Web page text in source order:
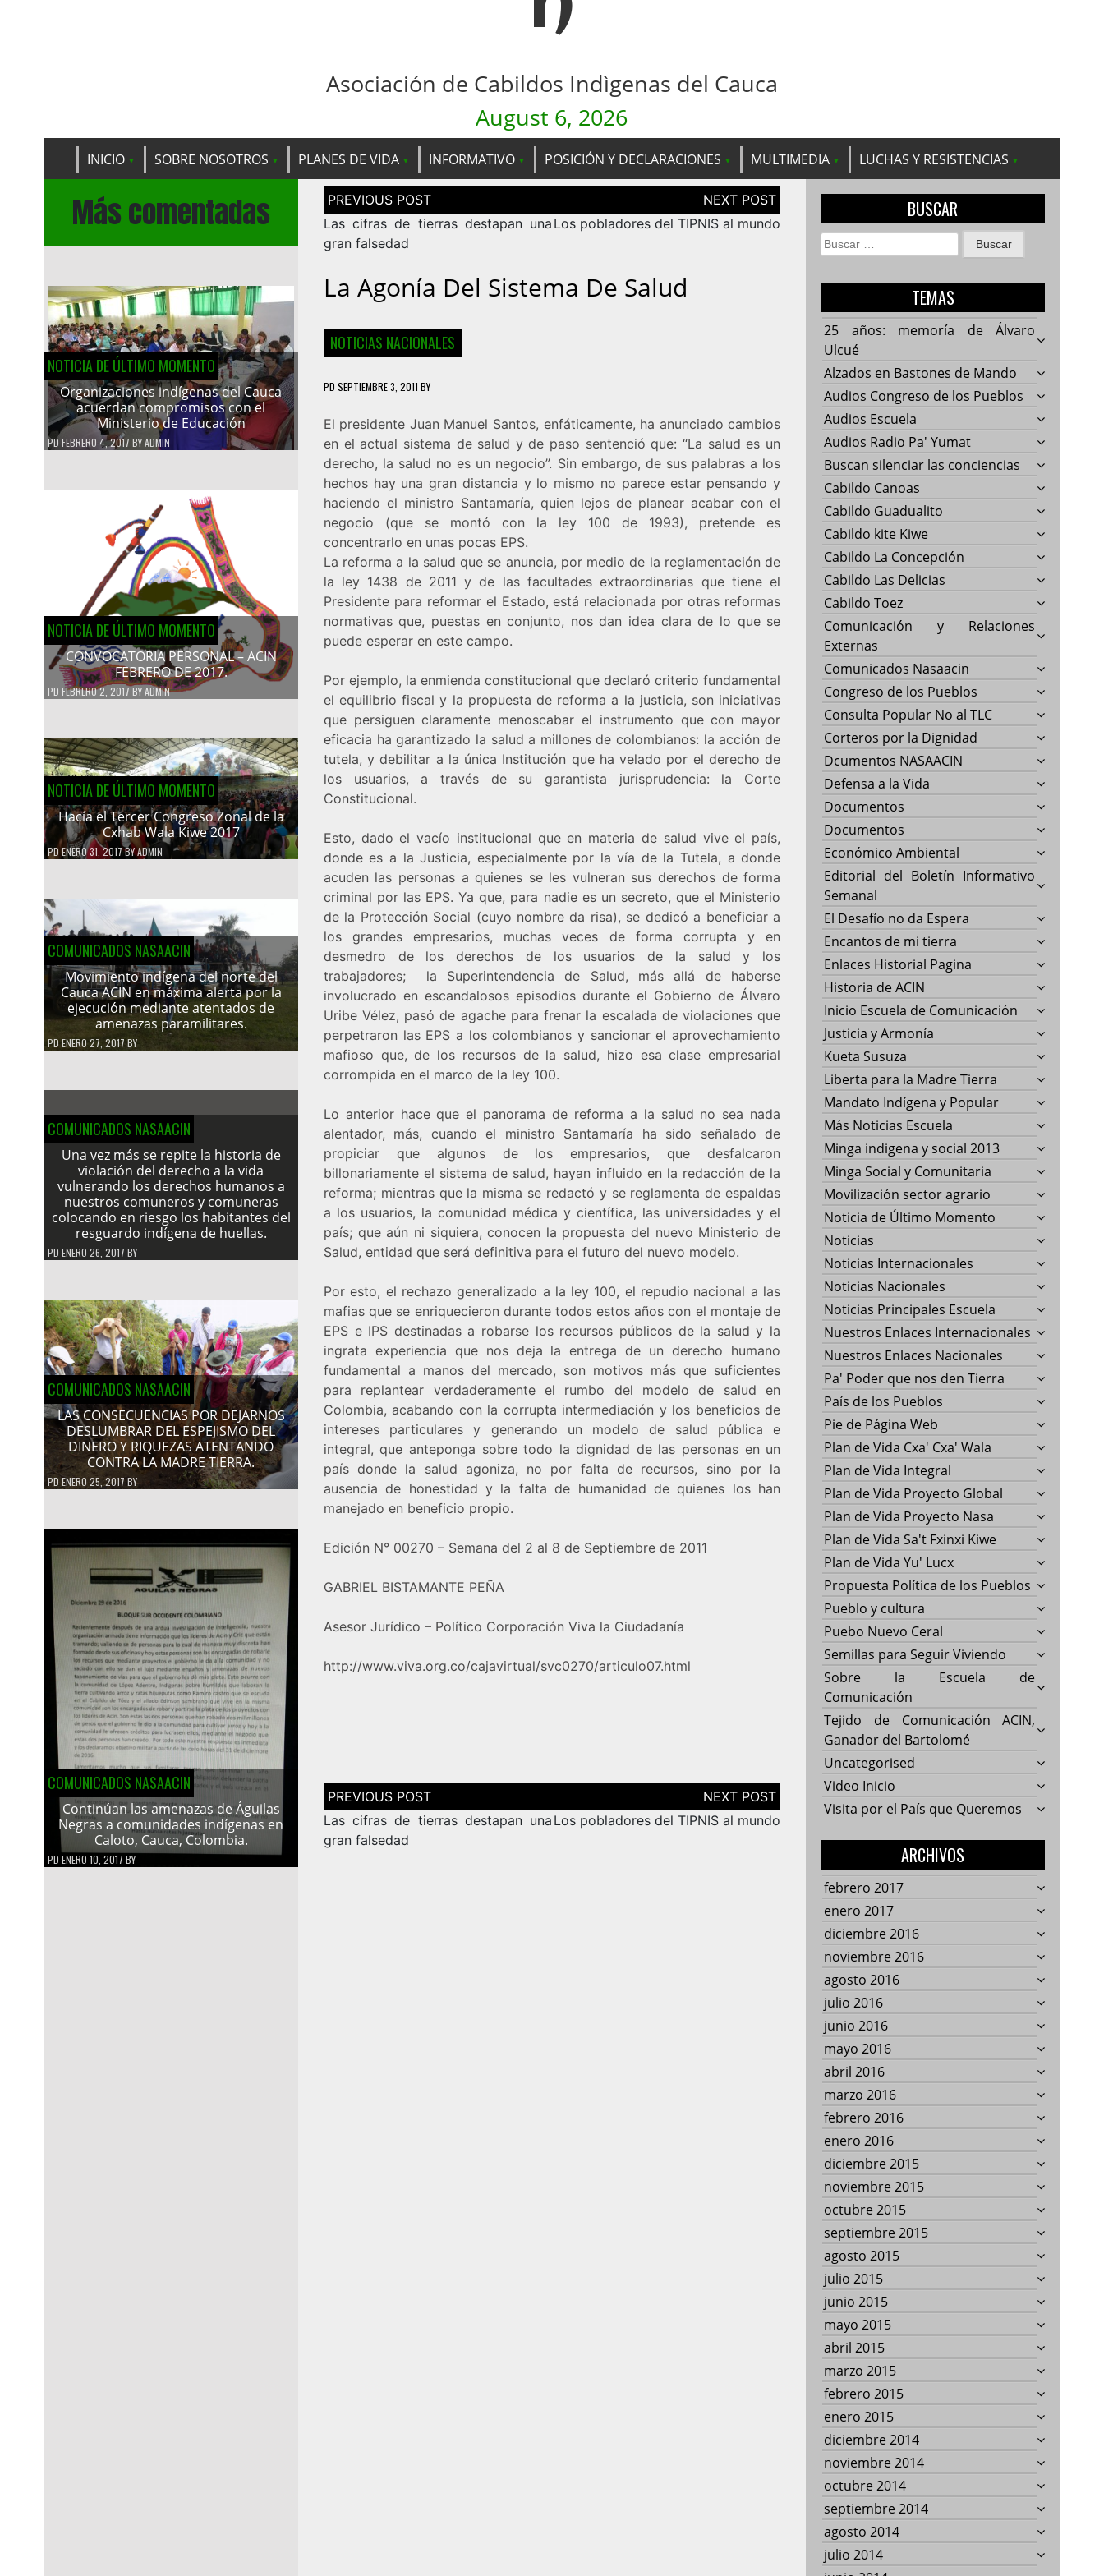
Asociación de Cabildos Indìgenas del Cauca
August 6, 2026
INICIO SOBRE NOSOTROS PLANES DE VIDA INFORMATIVO POSICIÓN Y DECLARACIONES MULTIMEDIA LUCHAS Y RESISTENCIAS
Más comentadas
NOTICIA DE ÚLTIMO MOMENTO
Organizaciones indígenas del Cauca
acuerdan compromisos con el
Ministerio de Educación
PD FEBRERO 4, 2017 BYADMIN
NOTICIA DE ÚLTIMO MOMENTO
CONVOCATORIA PERSONAL – ACIN
FEBRERO DE 2017.
PD FEBRERO 2, 2017BYADMIN
NOTICIA DE ÚLTIMO MOMENTO
Hacía el Tercer Congreso Zonal de la
Cxhab Wala Kiwe 2017
PDENERO 31, 2017BYADMIN
COMUNICADOS NASAACIN
Movimiento indígena del norte del
Cauca ACIN en máxima alerta por la
ejecución mediante atentados de
amenazas paramilitares.
PD ENERO 27, 2017 BY
COMUNICADOS NASAACIN
Una vez más se repite la historia de
violación del derecho a la vida
vulnerando los derechos humanos a
nuestros comuneros y comuneras
colocando en riesgo los habitantes del
resguardo indígena de huellas.
PD ENERO 26, 2017 BY
COMUNICADOS NASAACIN
LAS CONSECUENCIAS POR DEJARNOS
DESLUMBRAR DEL ESPEJISMO DEL
DINERO Y RIQUEZAS ATENTANDO
CONTRA LA MADRE TIERRA.
PDENERO 25, 2017 BY
COMUNICADOS NASAACIN
Continúan las amenazas de Águilas
Negras a comunidades indígenas en
Caloto, Cauca, Colombia.
PD ENERO 10, 2017 BY
Navegación
de
entradas
Las cifras de tierras destapan una
gran falsedad
Los pobladores del TIPNIS al mundo
La Agonía Del Sistema De Salud
NOTICIAS NACIONALES
PD SEPTIEMBRE 3, 2011 BY
El presidente Juan Manuel Santos, enfáticamente, ha anunciado cambios
en el actual sistema de salud y de paso sentenció que: “La salud es un
derecho, la salud no es un negocio”. Sin embargo, de sus palabras a los
hechos hay una gran distancia y lo mismo no parece estar pensando y
haciendo el ministro Santamaría, quien lejos de planear acabar con el
negocio (que se montó con la ley 100 de 1993), pretende es
concentrarlo en unas pocas EPS.
La reforma a la salud que se anuncia, por medio de la reglamentación de
la ley 1438 de 2011 y de las facultades extraordinarias que tiene el
Presidente para reformar el Estado, está relacionada por otras reformas
normativas que, puestas en conjunto, nos dan idea clara de lo que se
puede esperar en este campo.
Por ejemplo, la enmienda constitucional que declaró criterio fundamental
el equilibrio fiscal y la propuesta de reforma a la justicia, son iniciativas
que persiguen claramente menoscabar el instrumento que con mayor
eficacia ha garantizado la salud a millones de colombianos: la acción de
tutela, y debilitar a la única Institución que ha velado por el derecho de
los usuarios, a través de su garantista jurisprudencia: la Corte
Constitucional.
Esto, dado el vacío institucional que en materia de salud vive el país,
donde es a la Justicia, especialmente por la vía de la Tutela, a donde
acuden las personas a quienes se les vulneran sus derechos de forma
criminal por las EPS. Ya que, para nadie es un secreto, que el Ministerio
de la Protección Social (cuyo nombre da risa), se dedicó a beneficiar a
los grandes empresarios, muchas veces de forma corrupta y en
desmedro de los derechos de los usuarios de la salud y los
trabajadores; la Superintendencia de Salud, más allá de haberse
involucrado en escandalosos episodios durante el Gobierno de Álvaro
Uribe Vélez, pasó de agache para frenar la escalada de violaciones que
perpetraron las EPS a los colombianos y sancionar el aprovechamiento
mafioso que, de los recursos de la salud, hizo esa clase empresarial
corrompida en el marco de la ley 100.
Lo anterior hace que el panorama de reforma a la salud no sea nada
alentador, más, cuando el ministro Santamaría ha sido señalado de
propiciar que algunos de los empresarios, que desfalcaron
billonariamente el sistema de salud, hayan influido en la redacción de la
reforma; mientras que la misma se redactó y se reglamenta de espaldas
a los usuarios, la comunidad médica y científica, las universidades y el
país; que aún ni siquiera, conocen la propuesta del nuevo Ministerio de
Salud, entidad que será definitiva para el futuro del nuevo modelo.
Por esto, el rechazo generalizado a la ley 100, el repudio nacional a las
mafias que se enriquecieron durante todos estos años con el montaje de
EPS e IPS destinadas a robarse los recursos públicos de la salud y la
ingrata experiencia que nos deja la entrega de un derecho humano
fundamental a manos del mercado, son motivos más que suficientes
para replantear verdaderamente el rumbo del modelo de salud en
Colombia, acabando con la corrupta intermediación y los beneficios de
intereses particulares y generando un modelo de salud pública e
integral, que anteponga sobre todo la dignidad de las personas en un
país donde la salud agoniza, no por falta de recursos, sino por la
ausencia de honestidad y la falta de humanidad de quienes los han
manejado en beneficio propio.
Edición N° 00270 – Semana del 2 al 8 de Septiembre de 2011
GABRIEL BISTAMANTE PEÑA
Asesor Jurídico – Político Corporación Viva la Ciudadanía
http://www.viva.org.co/cajavirtual/svc0270/articulo07.html
Navegación
de
entradas
Las cifras de tierras destapan una
gran falsedad
Los pobladores del TIPNIS al mundo
BUSCAR
Buscar:
TEMAS
25 años: memoría de Álvaro
Ulcué
Alzados en Bastones de Mando
Audios Congreso de los Pueblos
Audios Escuela
Audios Radio Pa' Yumat
Buscan silenciar las conciencias
Cabildo Canoas
Cabildo Guadualito
Cabildo kite Kiwe
Cabildo La Concepción
Cabildo Las Delicias
Cabildo Toez
Comunicación y Relaciones
Externas
Comunicados Nasaacin
Congreso de los Pueblos
Consulta Popular No al TLC
Corteros por la Dignidad
Dcumentos NASAACIN
Defensa a la Vida
Documentos
Documentos
Económico Ambiental
Editorial del Boletín Informativo
Semanal
El Desafío no da Espera
Encantos de mi tierra
Enlaces Historial Pagina
Historia de ACIN
Inicio Escuela de Comunicación
Justicia y Armonía
Kueta Susuza
Liberta para la Madre Tierra
Mandato Indígena y Popular
Más Noticias Escuela
Minga indigena y social 2013
Minga Social y Comunitaria
Movilización sector agrario
Noticia de Último Momento
Noticias
Noticias Internacionales
Noticias Nacionales
Noticias Principales Escuela
Nuestros Enlaces Internacionales
Nuestros Enlaces Nacionales
Pa' Poder que nos den Tierra
País de los Pueblos
Pie de Página Web
Plan de Vida Cxa' Cxa' Wala
Plan de Vida Integral
Plan de Vida Proyecto Global
Plan de Vida Proyecto Nasa
Plan de Vida Sa't Fxinxi Kiwe
Plan de Vida Yu' Lucx
Propuesta Política de los Pueblos
Pueblo y cultura
Puebo Nuevo Ceral
Semillas para Seguir Viviendo
Sobre la Escuela de
Comunicación
Tejido de Comunicación ACIN,
Ganador del Bartolomé
Uncategorised
Video Inicio
Visita por el País que Queremos
ARCHIVOS
febrero 2017
enero 2017
diciembre 2016
noviembre 2016
agosto 2016
julio 2016
junio 2016
mayo 2016
abril 2016
marzo 2016
febrero 2016
enero 2016
diciembre 2015
noviembre 2015
octubre 2015
septiembre 2015
agosto 2015
julio 2015
junio 2015
mayo 2015
abril 2015
marzo 2015
febrero 2015
enero 2015
diciembre 2014
noviembre 2014
octubre 2014
septiembre 2014
agosto 2014
julio 2014